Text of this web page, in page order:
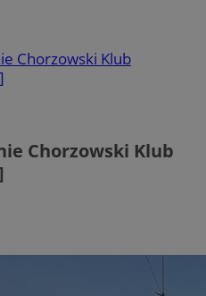
Chorzowski Klub
Chorzowski Klub